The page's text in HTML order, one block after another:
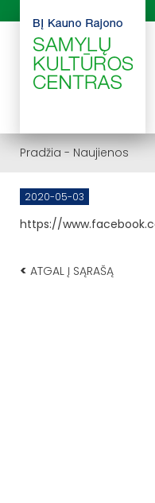
Pradžia - Naujienos
2020-05-03
https://
< ATGAL Į SĄRAŠĄ